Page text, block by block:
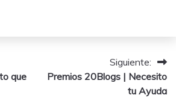
que
Siguiente:
Premios 20Blogs | Necesito
tu Ayuda